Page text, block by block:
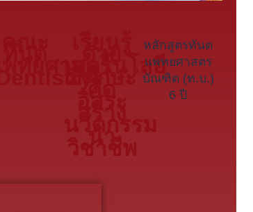
เทคโนโลยี
วิชาชีพ
หลักสูตรทันต
แพทยศาสตร
บัณฑิต (ท.บ.)
6 ปี